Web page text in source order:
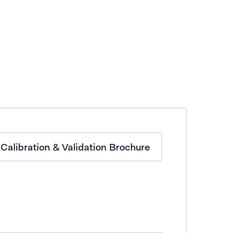
Calibration & Validation Brochure